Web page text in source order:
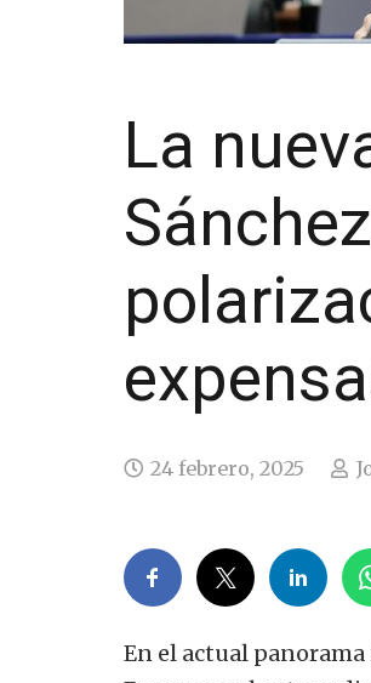
La
24 febrero, 2025
En el actual